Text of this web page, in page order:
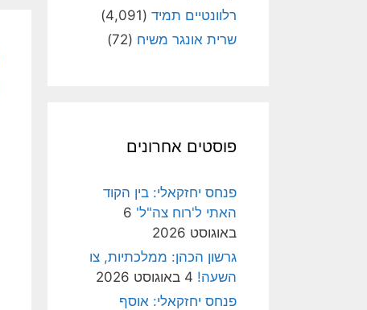
רלוונטיים תמיד (4,091)
שרית אונגר משיח (72)
פוסטים אחרונים
פנחס יחזקאלי: בין הקוד
האתי ל'רוח צה"ל' 6
באוגוסט 2026
גרשון הכהן: ממלכתיות, צו
השעה! 4 באוגוסט 2026
פנחס יחזקאלי: אוסף